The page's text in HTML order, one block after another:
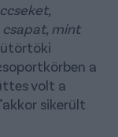
mint
a
volt a
sikerült